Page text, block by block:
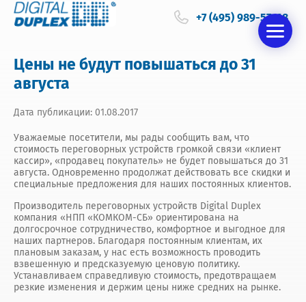
+7 (495) 989-57-68
Цены не будут повышаться до 31
августа
Дата публикации: 01.08.2017
Уважаемые посетители, мы рады сообщить вам, что
стоимость переговорных устройств громкой связи «клиент
кассир», «продавец покупатель» не будет повышаться до 31
августа. Одновременно продолжат действовать все скидки и
специальные предложения для наших постоянных клиентов.
Производитель переговорных устройств Digital Duplex
компания «НПП «КОМКОМ-СБ» ориентирована на
долгосрочное сотрудничество, комфортное и выгодное для
наших партнеров. Благодаря постоянным клиентам, их
плановым заказам, у нас есть возможность проводить
взвешенную и предсказуемую ценовую политику.
Устанавливаем справедливую стоимость, предотвращаем
резкие изменения и держим цены ниже средних на рынке.